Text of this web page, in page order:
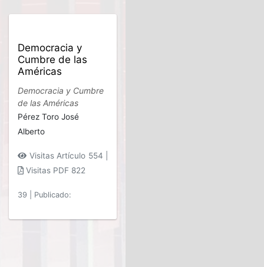
Democracia y
Cumbre de las
Américas
Democracia y Cumbre
de las Américas
Pérez Toro José
Alberto
Visitas Artículo 554 |
Visitas PDF 822
39 Publicado: